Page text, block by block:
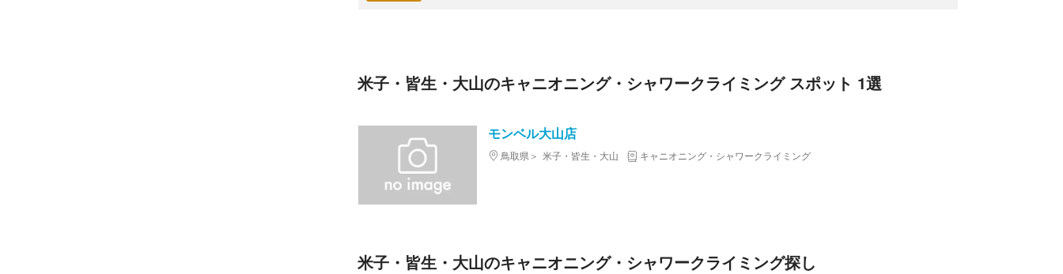
米子・皆生・大山のキャニオニング・シャワークライミング スポット 1選
モンベル大山店
鳥取県 米子・皆生・大山 キャニオニング・シャワークライミング
米子・皆生・大山のキャニオニング・シャワークライミング探し